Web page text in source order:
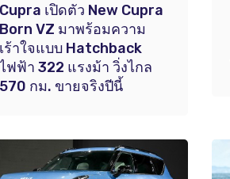
Cupra เปิดตัว New Cupra
Born VZ มาพร้อมความ
เร้าใจแบบ Hatchback
ไฟฟ้า 322 แรงม้า วิ่งไกล
570 กม. ขายจริงปีนี้